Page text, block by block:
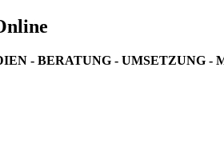
- BERATUNG - UMSETZUNG -